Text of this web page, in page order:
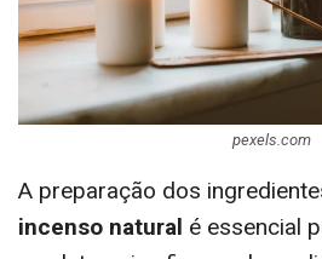
pexels.com
A preparação dos
incenso natural é essencial